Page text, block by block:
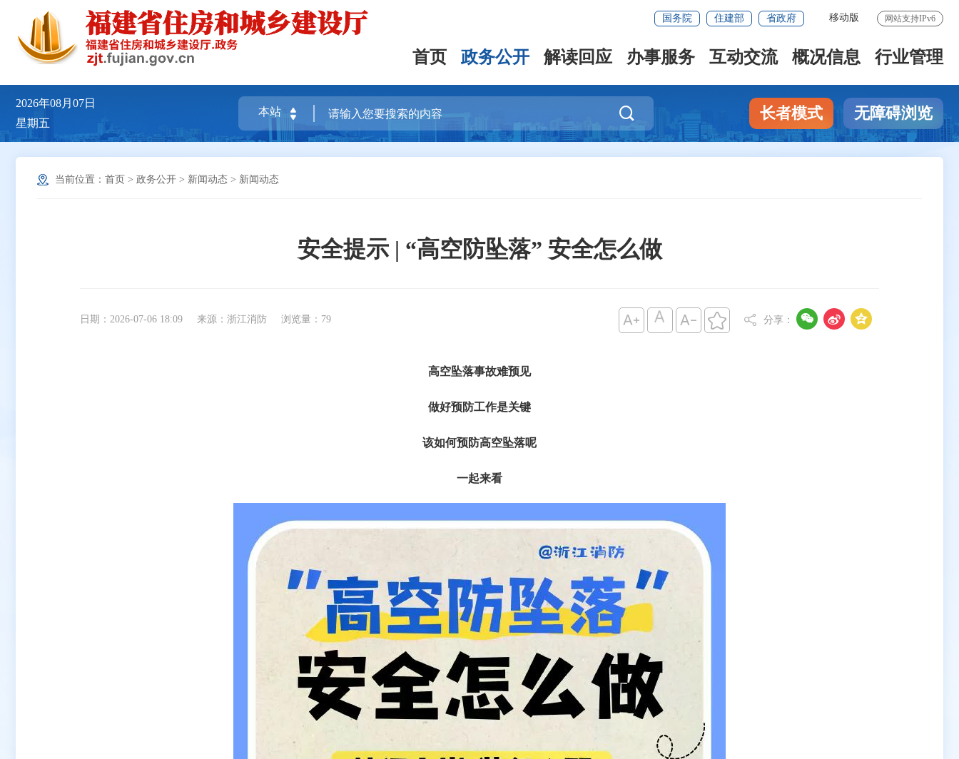
网站支持IPv6
移动版
国务院 住建部 省政府
首页 政务公开 解读回应 办事服务 互动交流 概况信息 行业管理
2026年08月07日
星期五
 长者模式 无障碍浏览
当前位置： 首页 > 政务公开 > 新闻动态 > 新闻动态
安全提示 | “高空防坠落” 安全怎么做
日期：2026-07-06 18:09 来源：浙江消防 浏览量： 79     分享：   
高空坠落事故难预见
做好预防工作是关键
该如何预防高空坠落呢
一起来看